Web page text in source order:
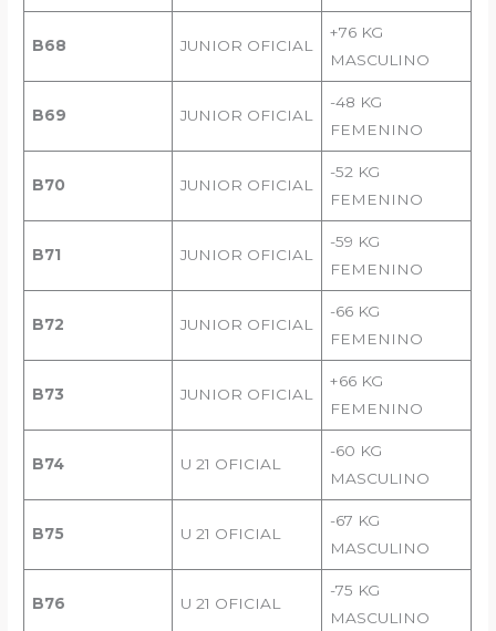
B68 JUNIOR OFICIAL
+76 KG
MASCULINO
B69 JUNIOR OFICIAL
-48 KG
FEMENINO
B70 JUNIOR OFICIAL
-52 KG
FEMENINO
B71 JUNIOR OFICIAL
-59 KG
FEMENINO
B72 JUNIOR OFICIAL
-66 KG
FEMENINO
B73 JUNIOR OFICIAL
+66 KG
FEMENINO
B74 U 21 OFICIAL
-60 KG
MASCULINO
B75 U 21 OFICIAL
-67 KG
MASCULINO
B76 U 21 OFICIAL
-75 KG
MASCULINO